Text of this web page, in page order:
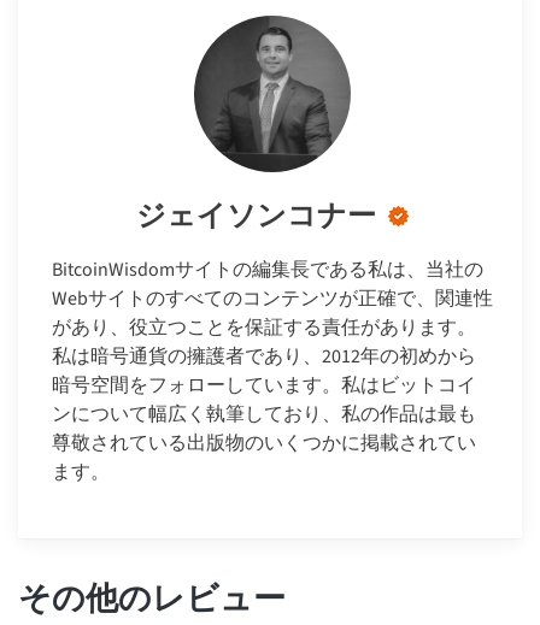
ジェイソンコナー
BitcoinWisdomサイトの編集長である私は、当社の
Webサイトのすべてのコンテンツが正確で、関連性
があり、役立つことを保証する責任があります。
私は暗号通貨の擁護者であり、2012年の初めから
暗号空間をフォローしています。私はビットコイ
ンについて幅広く執筆しており、私の作品は最も
尊敬されている出版物のいくつかに掲載されてい
ます。
その他のレビュー